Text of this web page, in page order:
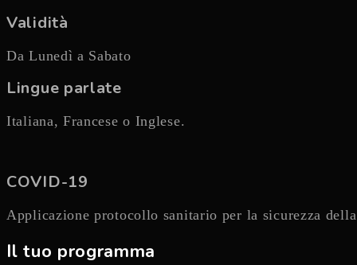
Validità
Da Lunedì a Sabato
Lingue parlate
Italiana, Francese o Inglese.
COVID-19
Applicazione protocollo sanitario per la sicurezza
Il tuo programma